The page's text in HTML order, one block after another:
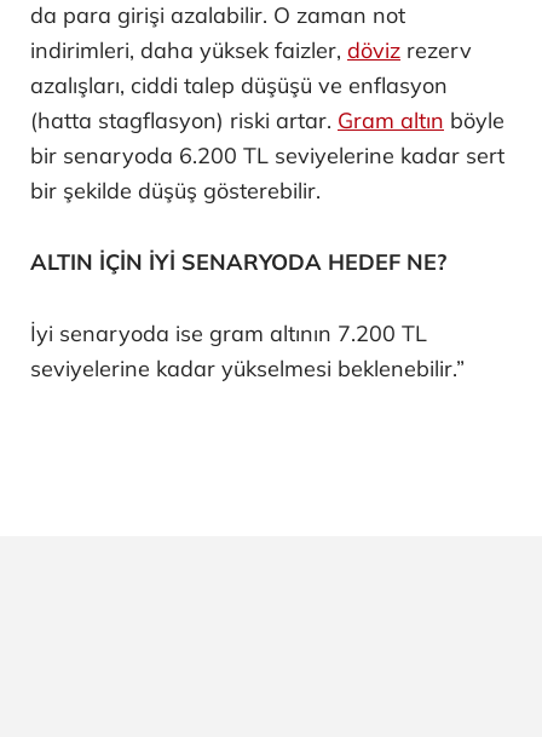
da para girişi azalabilir. O zaman not
indirimleri, daha yüksek faizler, döviz rezerv
azalışları, ciddi talep düşüşü ve enflasyon
(hatta stagflasyon) riski artar. Gram altın böyle
bir senaryoda 6.200 TL seviyelerine kadar sert
bir şekilde düşüş gösterebilir.
ALTIN İÇİN İYİ SENARYODA HEDEF NE?
İyi senaryoda ise gram altının 7.200 TL
seviyelerine kadar yükselmesi beklenebilir.”